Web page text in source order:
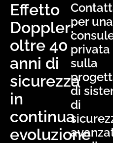
Effetto
Doppler:
oltre 40
anni di
sicurezza
in
continua
evoluzione
per una
privata
sulla
di
di